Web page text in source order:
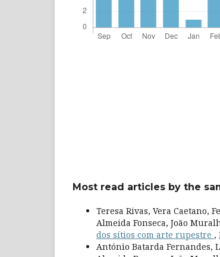
Most read articles by the
Teresa Rivas, Vera Caetano,
Almeida Fonseca, João
dos sítios com arte rupestre ,
António Batarda Fernandes,